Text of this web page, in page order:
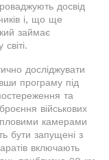
досвід
і, що ще
займає
досліджувати
програму під
та
військових
камерами
бути запущені з
включають